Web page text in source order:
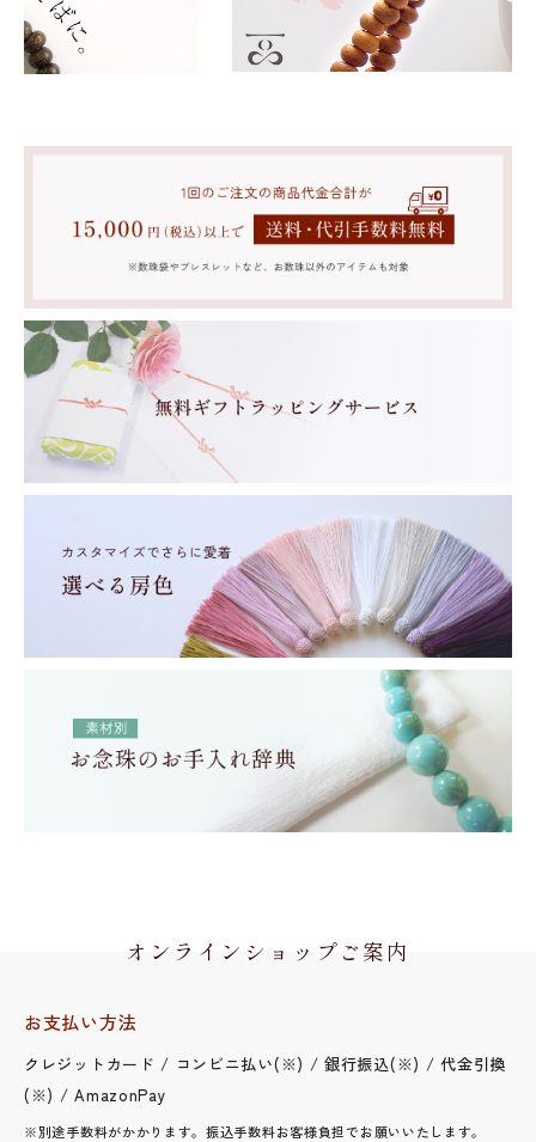
オンラインショップご案内
お支払い方法
クレジットカード / コンビニ払い(※) / 銀行振込(※) / 代金引換
(※) / AmazonPay
※別途手数料がかかります。振込手数料お客様負担でお願いいたします。